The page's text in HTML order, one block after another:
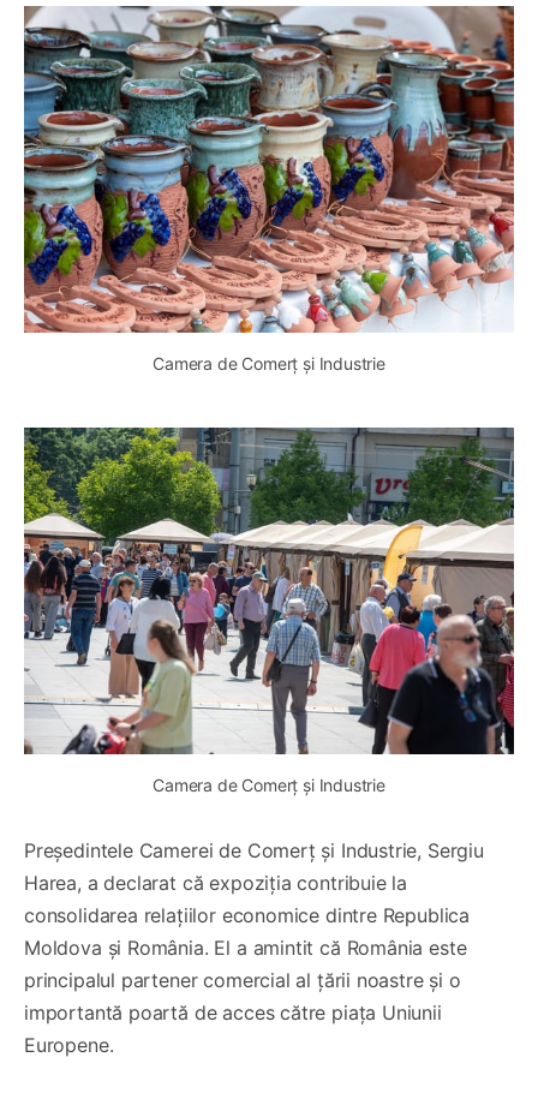
Camera de Comerț și Industrie
Camera de Comerț și Industrie
Președintele Camerei de Comerț și Industrie, Sergiu
Harea, a declarat că expoziția contribuie la
consolidarea relațiilor economice dintre Republica
Moldova și România. El a amintit că România este
principalul partener comercial al țării noastre și o
importantă poartă de acces către piața Uniunii
Europene.